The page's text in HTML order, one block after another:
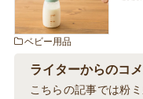
ベビー用品
ライターからのコ
こちらの記事では粉